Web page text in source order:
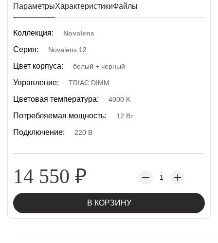
ПараметрыХарактеристикиФайлы
Коллекция: Novalens
Серия: Novalens 12
Цвет корпуса: белый + черный
Управление: TRIAC DIMM
Цветовая температура: 4000 K
Потребляемая мощность: 12 Вт
Подключение: 220 В
14 550 ₽
В КОРЗИНУ